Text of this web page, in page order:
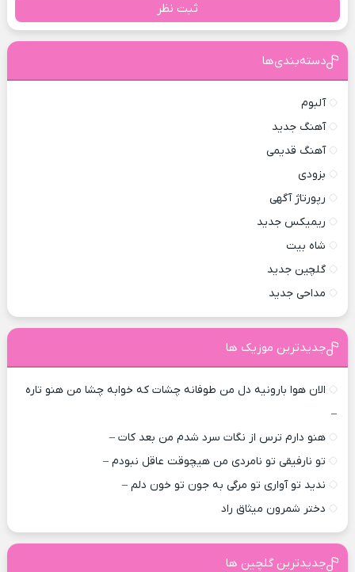
ثبت نظر
دسته‌بندی‌ها
آلبوم
آهنگ جدید
آهنگ قدیمی
بزودی
رپورتاژ آگهی
ریمیکس جدید
شاه بیت
گلچین جدید
مداحی جدید
جدیدترین موزیک ها
الان هوا بارونیه دل من طوفانه چشات که خوابه چشا من هنو تاره
–
هنو دارم ترس از نگات سرد شدم من بعد کات –
تو نارفیقی تو نامردی من هیچوقت عاقل نبودم –
ندید تو آواری تو مرگی به جون تو خون دلم –
دختر شمرون میثاق راد
جدیدترین گلچین ها